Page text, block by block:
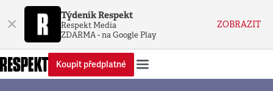
× Týdeník Respekt
Respekt Media
ZDARMA - na Google Play
ZOBRAZIT
Koupit předplatné